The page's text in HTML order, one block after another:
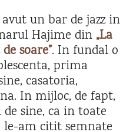
un bar de jazz in
Hajime din „La
soare”. In fundal o
prima
casatoria,
In mijloc, de fapt,
sine, ca in toate
le-am citit semnate